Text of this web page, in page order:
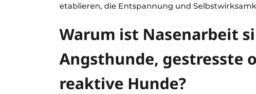
etablieren, die Entspannung und
Warum ist Nasenarbeit
Angsthunde, gestresste
reaktive Hunde?